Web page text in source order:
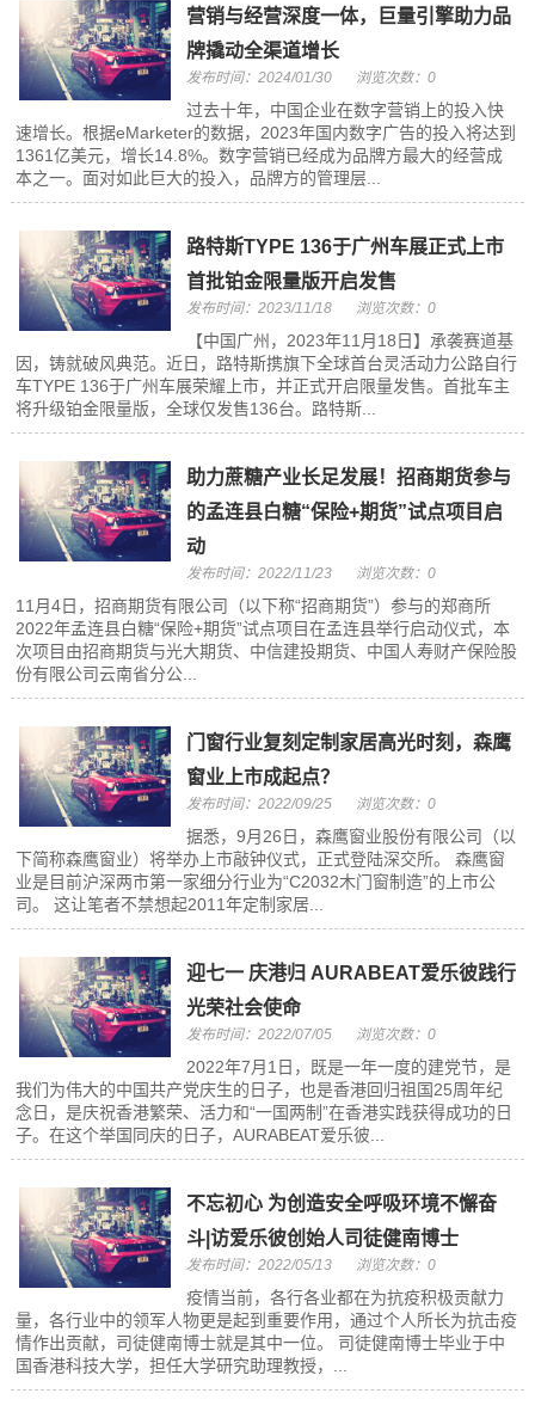
营销与经营深度一体，巨量引擎助力品
牌撬动全渠道增长
发布时间：2024/01/30 浏览次数：0
过去十年，中国企业在数字营销上的投入快
速增长。根据eMarketer的数据，2023年国内数字广告的投入将达到
1361亿美元，增长14.8%。数字营销已经成为品牌方最大的经营成
本之一。面对如此巨大的投入，品牌方的管理层...
路特斯TYPE 136于广州车展正式上市
首批铂金限量版开启发售
发布时间：2023/11/18 浏览次数：0
【中国广州，2023年11月18日】承袭赛道基
因，铸就破风典范。近日，路特斯携旗下全球首台灵活动力公路自行
车TYPE 136于广州车展荣耀上市，并正式开启限量发售。首批车主
将升级铂金限量版，全球仅发售136台。路特斯...
助力蔗糖产业长足发展！招商期货参与
的孟连县白糖“保险+期货”试点项目启
动
发布时间：2022/11/23 浏览次数：0
11月4日，招商期货有限公司（以下称“招商期货”）参与的郑商所
2022年孟连县白糖“保险+期货”试点项目在孟连县举行启动仪式，本
次项目由招商期货与光大期货、中信建投期货、中国人寿财产保险股
份有限公司云南省分公...
门窗行业复刻定制家居高光时刻，森鹰
窗业上市成起点？
发布时间：2022/09/25 浏览次数：0
据悉，9月26日，森鹰窗业股份有限公司（以
下简称森鹰窗业）将举办上市敲钟仪式，正式登陆深交所。 森鹰窗
业是目前沪深两市第一家细分行业为“C2032木门窗制造”的上市公
司。 这让笔者不禁想起2011年定制家居...
迎七一 庆港归 AURABEAT爱乐彼践行
光荣社会使命
发布时间：2022/07/05 浏览次数：0
2022年7月1日，既是一年一度的建党节，是
我们为伟大的中国共产党庆生的日子，也是香港回归祖国25周年纪
念日，是庆祝香港繁荣、活力和“一国两制”在香港实践获得成功的日
子。在这个举国同庆的日子，AURABEAT爱乐彼...
不忘初心 为创造安全呼吸环境不懈奋
斗|访爱乐彼创始人司徒健南博士
发布时间：2022/05/13 浏览次数：0
疫情当前，各行各业都在为抗疫积极贡献力
量，各行业中的领军人物更是起到重要作用，通过个人所长为抗击疫
情作出贡献，司徒健南博士就是其中一位。 司徒健南博士毕业于中
国香港科技大学，担任大学研究助理教授，...